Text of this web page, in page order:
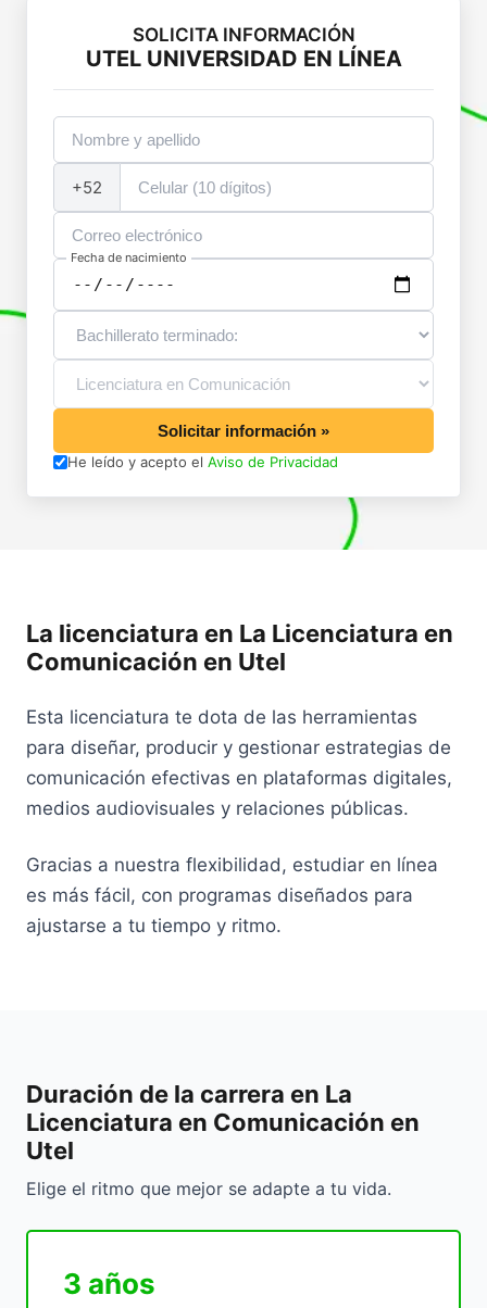
SOLICITA INFORMACIÓN
UTEL UNIVERSIDAD EN LÍNEA
+52
Fecha de nacimiento
Solicitar información »
He leído y acepto el Aviso de Privacidad
La licenciatura en La Licenciatura en
Comunicación en Utel
Esta licenciatura te dota de las herramientas
para diseñar, producir y gestionar estrategias de
comunicación efectivas en plataformas digitales,
medios audiovisuales y relaciones públicas.
Gracias a nuestra flexibilidad, estudiar en línea
es más fácil, con programas diseñados para
ajustarse a tu tiempo y ritmo.
Duración de la carrera en La
Licenciatura en Comunicación en
Utel
Elige el ritmo que mejor se adapte a tu vida.
3 años